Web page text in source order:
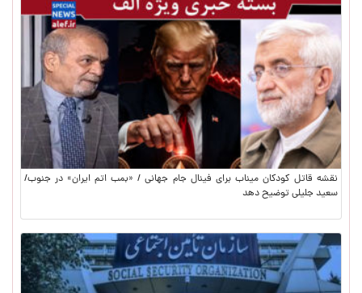
نقشه قاتل کودکان میناب برای فینال جام جهانی / «بمب اتم ايران» در جنوب/
سعید جلیلی توضیح دهد